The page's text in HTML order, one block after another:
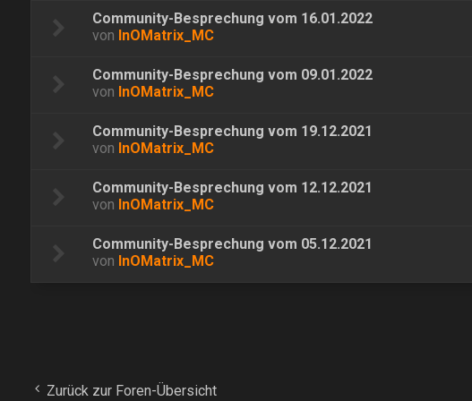
Community-Besprechung vom 16.01.2022
von InOMatrix_MC
Community-Besprechung vom 09.01.2022
von InOMatrix_MC
Community-Besprechung vom 19.12.2021
von InOMatrix_MC
Community-Besprechung vom 12.12.2021
von InOMatrix_MC
Community-Besprechung vom 05.12.2021
von InOMatrix_MC
Zurück zur Foren-Übersicht